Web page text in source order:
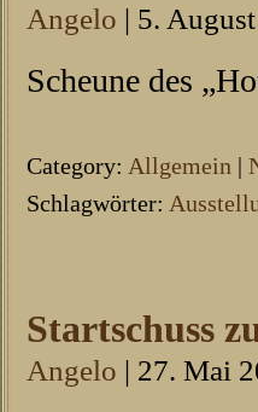
Angelo | 5.
Scheune des
Category: Allgemein |
Schlagwörter:
Startschuss
Angelo | 27. Mai